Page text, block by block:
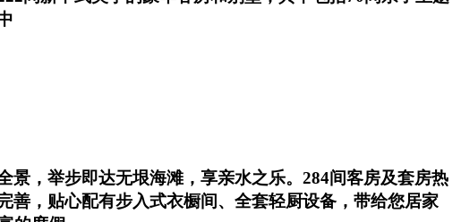
，举步即达无垠海滩，享亲水之乐。284间客房及套房热
，贴心配有步入式衣橱间、全套轻厨设备，带给您居家